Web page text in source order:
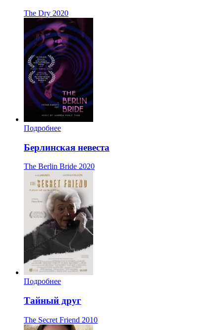
The Dry 2020
Подробнее
Берлинская невеста
The Berlin Bride 2020
Подробнее
Тайный друг
The Secret Friend 2010